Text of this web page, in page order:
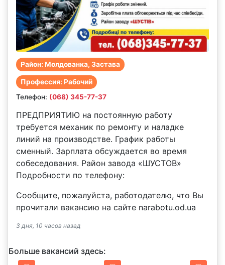
Район: Молдованка, Застава
Профессия: Рабочий
Телефон: (068) 345-77-37
ПРЕДПРИЯТИЮ на постоянную работу
требуется механик по ремонту и наладке
линий на производстве. График работы
сменный. Зарплата обсуждается во время
собеседования. Район завода «ШУСТОВ»
Подробности по телефону:
Сообщите, пожалуйста, работодателю, что Вы
прочитали вакансию на сайте narabotu.od.ua
3 дня, 10 часов назад
Больше вакансий здесь: